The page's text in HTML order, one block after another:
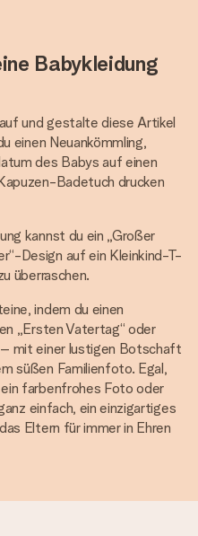
Babykleidung
und gestalte diese Artikel
einen Neuankömmling,
des Babys auf einen
Badetuch drucken
kannst du ein „Großer
Design auf ein Kleinkind-T-
überraschen.
indem du einen
„Ersten Vatertag“ oder
mit einer lustigen Botschaft
süßen Familienfoto. Egal,
farbenfrohes Foto oder
einfach, ein einzigartiges
Eltern für immer in Ehren